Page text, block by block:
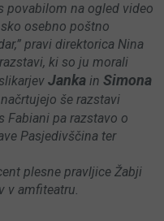
povabilom na ogled video
osebno poštno
pravi direktorica Nina
ki so ju morali
Jankain Simona
še razstavi
Fabiani pa razstavo o
Pasjedivščina ter
plesne pravljice Žabji
v amfiteatru.